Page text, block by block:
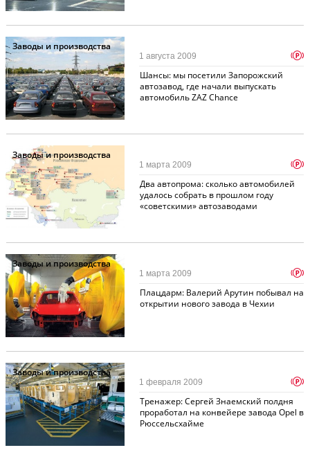
Заводы и производства
Шансы: мы посетили Запорожский
автозавод, где начали выпускать
автомобиль ZAZ Chance
1 августа 2009 p
Заводы и производства
Два автопрома: сколько автомобилей
удалось собрать в прошлом году
«советскими» автозаводами
1 марта 2009 p
Заводы и производства
Плацдарм: Валерий Арутин побывал на
открытии нового завода в Чехии
1 марта 2009 p
Заводы и производства
Тренажер: Сергей Знаемский полдня
проработал на конвейере завода Opel в
Рюссельcхайме
1 февраля 2009 p